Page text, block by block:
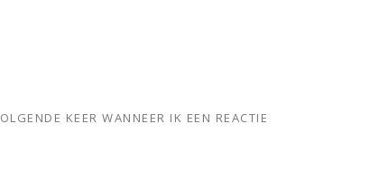
KEER WANNEER IK EEN REACTIE